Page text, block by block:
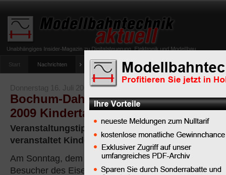
Start Nachrichten Tipps Newsletter Archiv Magazin
umfrage-viessmann-multiprotokoll-lichtdecoder
Donnerstag 16. Juli 2009
Bochum-Dahlhausen veranstaltet
2009 Kindertag
Veranstaltungstipp: Eisenbahnmuseum Bochum-
veranstaltet Kindertag am 19. Juli 2009
Am Sonntag, dem 19. Juli erwartet die
Besucher des Eisenbahnmuseums Bochum-